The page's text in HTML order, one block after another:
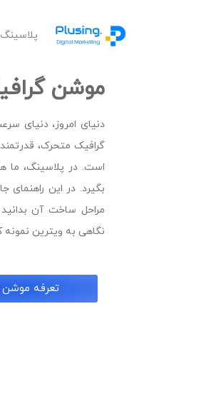
پلاسینگ
موشن
دنیای امروز، دنیای
گرافیک متحرک،
است. در پلاسینگ، ما
بگیرد. در این راهنمای
مراحل ساخت آن بدانید
نگاهی به ویترین نمونه
تعرفه موشن